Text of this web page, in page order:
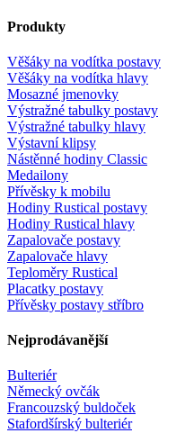
Produkty
Věšáky na vodítka postavy
Věšáky na vodítka hlavy
Mosazné jmenovky
Výstražné tabulky postavy
Výstražné tabulky hlavy
Výstavní klipsy
Nástěnné hodiny Classic
Medailony
Přívěsky k mobilu
Hodiny Rustical postavy
Hodiny Rustical hlavy
Zapalovače postavy
Zapalovače hlavy
Teploměry Rustical
Placatky postavy
Přívěsky postavy stříbro
Nejprodávanější
Bulteriér
Německý ovčák
Francouzský buldoček
Stafordšírský bulteriér